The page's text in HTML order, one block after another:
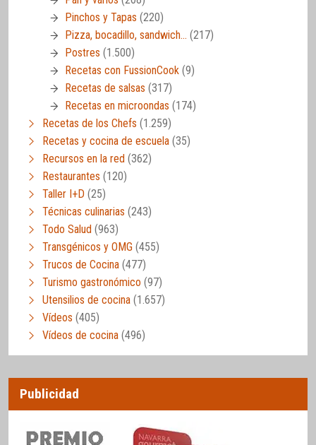
Pinchos y Tapas (220)
Pizza, bocadillo, sandwich… (217)
Postres (1.500)
Recetas con FussionCook (9)
Recetas de salsas (317)
Recetas en microondas (174)
Recetas de los Chefs (1.259)
Recetas y cocina de escuela (35)
Recursos en la red (362)
Restaurantes (120)
Taller I+D (25)
Técnicas culinarias (243)
Todo Salud (963)
Transgénicos y OMG (455)
Trucos de Cocina (477)
Turismo gastronómico (97)
Utensilios de cocina (1.657)
Vídeos (405)
Vídeos de cocina (496)
Publicidad